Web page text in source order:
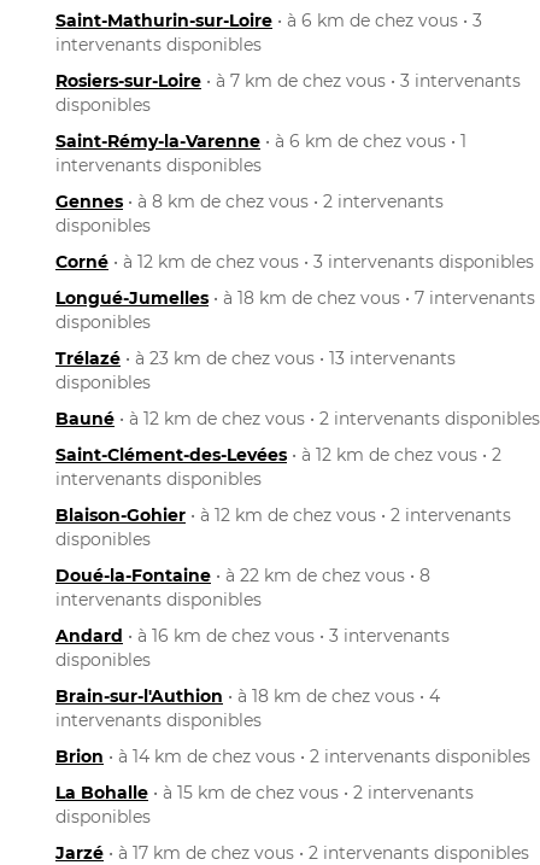
Saint-Mathurin-sur-Loire • à 6 km de chez vous • 3
intervenants disponibles
Rosiers-sur-Loire • à 7 km de chez vous • 3 intervenants
disponibles
Saint-Rémy-la-Varenne • à 6 km de chez vous • 1
intervenants disponibles
Gennes • à 8 km de chez vous • 2 intervenants
disponibles
Corné • à 12 km de chez vous • 3 intervenants disponibles
Longué-Jumelles • à 18 km de chez vous • 7 intervenants
disponibles
Trélazé • à 23 km de chez vous • 13 intervenants
disponibles
Bauné • à 12 km de chez vous • 2 intervenants disponibles
Saint-Clément-des-Levées • à 12 km de chez vous • 2
intervenants disponibles
Blaison-Gohier • à 12 km de chez vous • 2 intervenants
disponibles
Doué-la-Fontaine • à 22 km de chez vous • 8
intervenants disponibles
Andard • à 16 km de chez vous • 3 intervenants
disponibles
Brain-sur-l'Authion • à 18 km de chez vous • 4
intervenants disponibles
Brion • à 14 km de chez vous • 2 intervenants disponibles
La Bohalle • à 15 km de chez vous • 2 intervenants
disponibles
Jarzé • à 17 km de chez vous • 2 intervenants disponibles